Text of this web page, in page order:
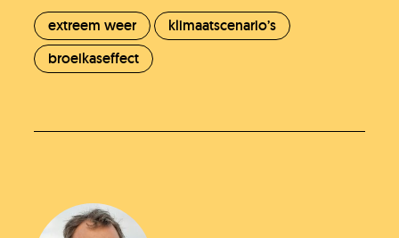
extreem weer
klimaatscenario’s
broeikaseffect